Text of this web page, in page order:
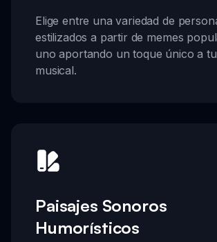
Elige entre una variedad de
estilizados a partir de memes
uno aportando un toque único a
musical.
Paisajes Sonoros
Humorísticos